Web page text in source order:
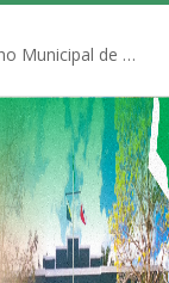
Políticas Municipais aprovadas pelo Conselho Municipal de Educação (CME)